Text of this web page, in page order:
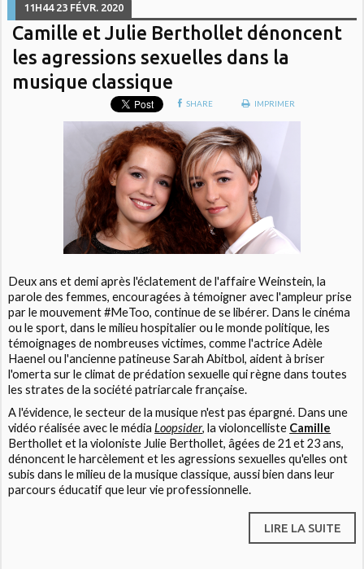
11H44 23 FÉVR. 2020
Camille et Julie Berthollet dénoncent
les agressions sexuelles dans la
musique classique
SHARE IMPRIMER
Deux ans et demi après l'éclatement de l'affaire Weinstein, la
parole des femmes, encouragées à témoigner avec l'ampleur prise
par le mouvement #MeToo, continue de se libérer. Dans le cinéma
ou le sport, dans le milieu hospitalier ou le monde politique, les
témoignages de nombreuses victimes, comme l'actrice Adèle
Haenel ou l'ancienne patineuse Sarah Abitbol, aident à briser
l'omerta sur le climat de prédation sexuelle qui règne dans toutes
les strates de la société patriarcale française.
A l'évidence, le secteur de la musique n'est pas épargné. Dans une
vidéo réalisée avec le médiaLoopsider, la violoncelliste Camille
Berthollet et la violoniste Julie Berthollet, âgées de 21 et 23 ans,
dénoncent le harcèlement et les agressions sexuelles qu'elles ont
subis dans le milieu de la musique classique, aussi bien dans leur
parcours éducatif que leur vie professionnelle.
LIRE LA SUITE